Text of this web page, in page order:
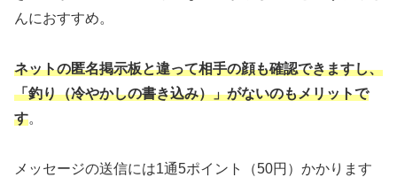
んにおすすめ。
ネットの匿名掲示板と違って相手の顔も確認できますし、
「釣り（冷やかしの書き込み）」がないのもメリットで
す。
メッセージの送信には1通5ポイント（50円）かかります